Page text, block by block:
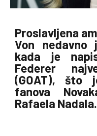
Proslavljena
Von nedavno
kada je
Federer
(GOAT), što
fanova
Rafaela Nadala.